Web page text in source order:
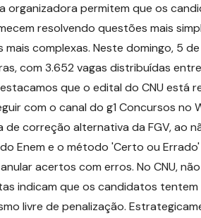
organizadora permitem que os
resolvendo questões mais
complexas. Neste domingo, 5
com 3.652 vagas distribuídas
que o edital do CNU está
com o canal do g1 Concursos no
de correção alternativa da FGV, ao
Enem e o método 'Certo ou
acertos com erros. No CNU,
indicam que os candidatos
livre de penalização.